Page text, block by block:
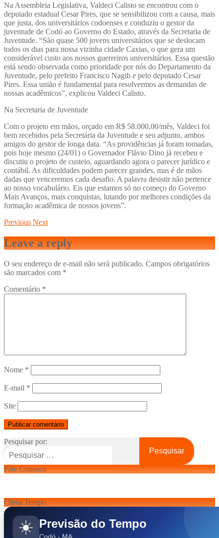
Na Assembleia Legislativa, Valdeci Calisto se encontrou com o
deputado estadual Cesar Pires, que se sensibilizou com a causa, mais
que justa, dos universitários codoenses e conduziu o gestor da
juventude de Codó ao Governo do Estado, através da Secretaria de
Juventude. “São quase 500 jovens universitários que se deslocam
todos os dias para nossa vizinha cidade Caxias, o que gera um
considerável custo aos nossos guerreiros universitários. Essa questão
está sendo observada como prioridade por nós do Departamento da
Juventude, pelo prefeito Francisco Nagib e pelo deputado Cesar
Pires. Essa união é fundamental para resolvermos as demandas de
nossas acadêmicos”, explicou Valdeci Calisto.
Na Secretaria de Juventude
Com o projeto em mãos, orçado em R$ 58.000,00/mês, Valdeci foi
bem recebidos pela Secretária da Juventude e seu adjunto, ambos
amigos do gestor de longa data. “As providências já foram tomadas,
pois hoje mesmo (24/01) o Governador Flávio Dino já recebeu e
discutiu o projeto de custeio, aguardando agora o parecer jurídico e
contábil. As dificuldades podem parecer grandes, mas é de mãos
dadas que venceremos cada desafio. A palavra desistir não pertence
ao nosso vocabulário. Eis que estamos só no começo do Governo
Mais Avanços, mais conquistas, lutando por melhores condições da
formação acadêmica de nossos jovens”.
Previous Next
Leave a reply
O seu endereço de e-mail não será publicado. Campos obrigatórios
são marcados com *
Comentário *
Nome *
E-mail *
Site
Pesquisar por:
Fale Conosco
Clima Tempo
☀️ Previsão do Tempo
Codó - MA